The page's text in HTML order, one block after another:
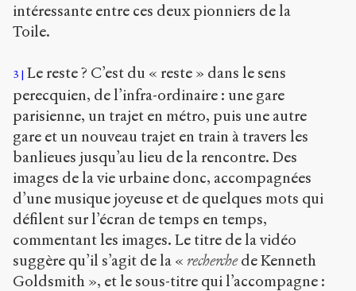
intéressante entre ces deux pionniers de la
Toile.
3
Le reste ? C’est du « reste » dans le sens
perecquien, de l’infra-ordinaire : une gare
parisienne, un trajet en métro, puis une autre
gare et un nouveau trajet en train à travers les
banlieues jusqu’au lieu de la rencontre. Des
images de la vie urbaine donc, accompagnées
d’une musique joyeuse et de quelques mots qui
défilent sur l’écran de temps en temps,
commentant les images. Le titre de la vidéo
suggère qu’il s’agit de la « recherchede Kenneth
Goldsmith », et le sous-titre qui l’accompagne :